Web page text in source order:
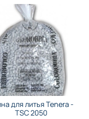
для литья Tenera -
TSC 2050